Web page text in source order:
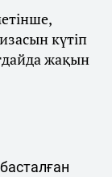
күтіп
жақын